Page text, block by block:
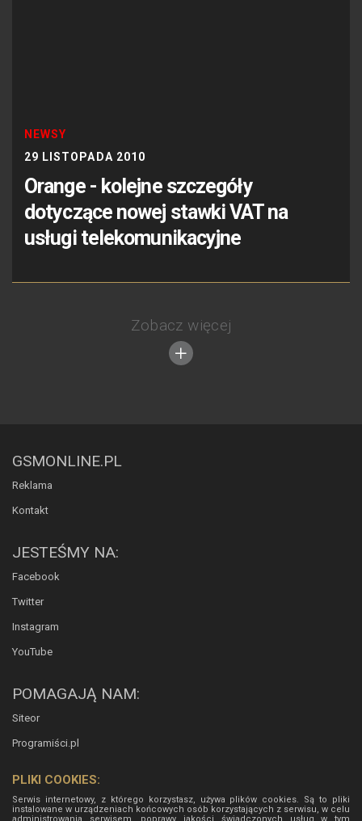
NEWSY
29 LISTOPADA 2010
Orange - kolejne szczegóły
dotyczące nowej stawki VAT na
usługi telekomunikacyjne
Zobacz więcej
GSMONLINE.PL
Reklama
Kontakt
JESTEŚMY NA:
Facebook
Twitter
Instagram
YouTube
POMAGAJĄ NAM:
Siteor
Programiści.pl
PLIKI COOKIES:
Serwis internetowy, z którego korzystasz, używa plików cookies. Są to pliki
instalowane w urządzeniach końcowych osób korzystających z serwisu, w celu